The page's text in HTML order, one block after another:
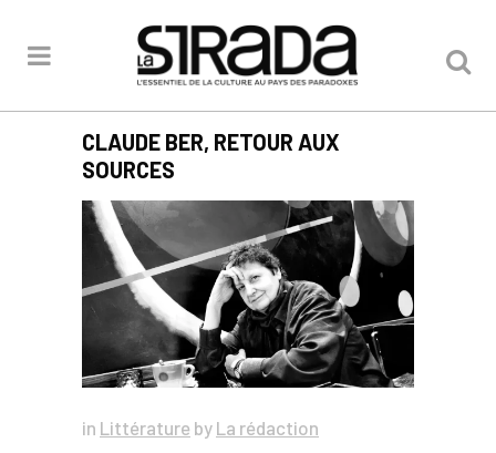
CLAUDE BER, RETOUR AUX
SOURCES
in Littérature by La rédaction